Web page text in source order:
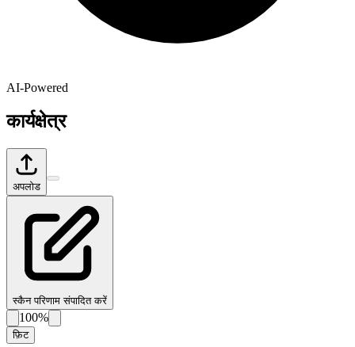
AI-Powered
कार्यक्षेत्र
अपलोड
स्कैन परिणाम संपादित करें
100%
फ़िट